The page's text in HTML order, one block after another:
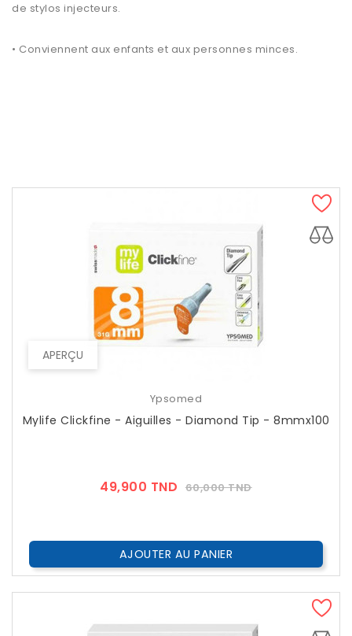
de stylos injecteurs.
• Conviennent aux enfants et aux personnes minces.
APERÇU
Ypsomed
Mylife Clickfine - Aiguilles - Diamond Tip - 8mmx100
49,900 TND Prix
60,000 TNDPrix
AJOUTER AU PANIER